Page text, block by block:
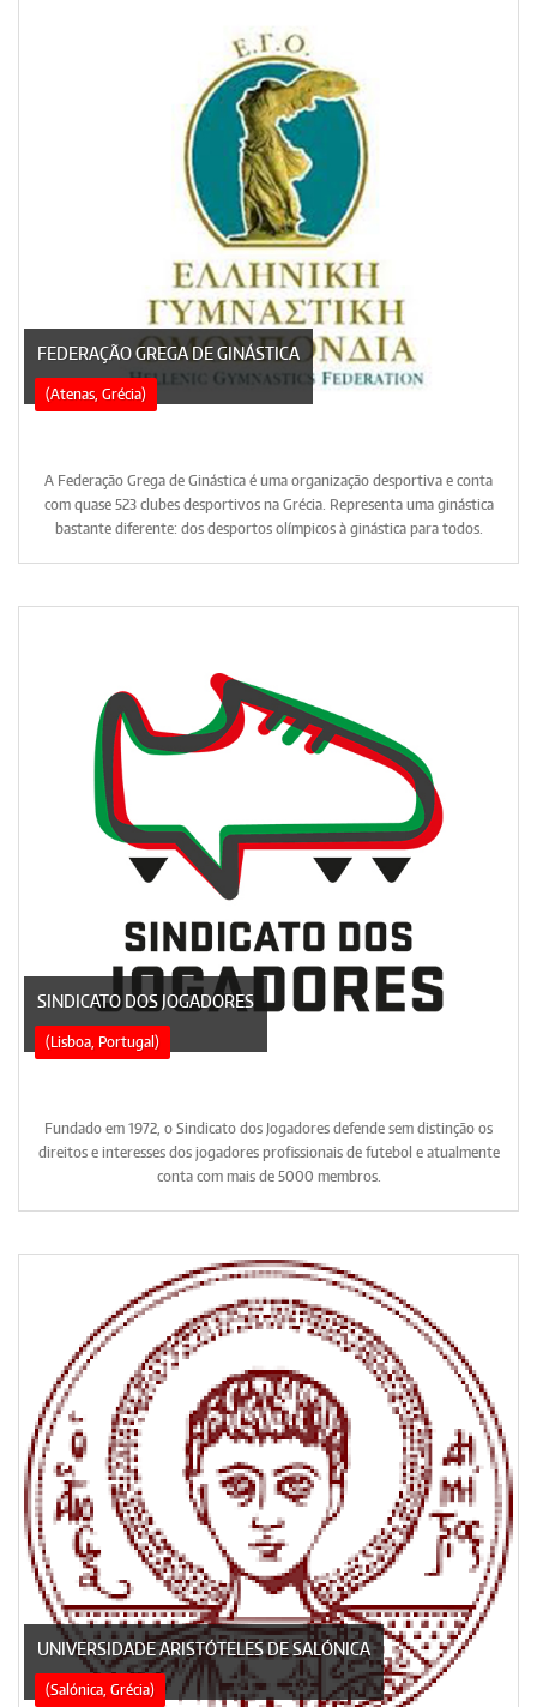
FEDERAÇÃO GREGA DE GINÁSTICA
(Atenas, Grécia)
A Federação Grega de Ginástica é uma organização desportiva e conta
com quase 523 clubes desportivos na Grécia. Representa uma ginástica
bastante diferente: dos desportos olímpicos à ginástica para todos.
SINDICATO DOS JOGADORES
(Lisboa, Portugal)
Fundado em 1972, o Sindicato dos Jogadores defende sem distinção os
direitos e interesses dos jogadores profissionais de futebol e atualmente
conta com mais de 5000 membros.
UNIVERSIDADE ARISTÓTELES DE SALÓNICA
(Salónica, Grécia)